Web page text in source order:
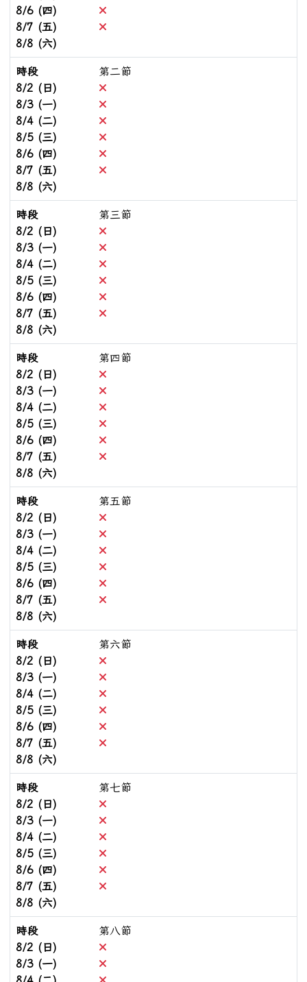
8/6 (四)
不可預約
8/7 (五)
不可預約
8/8 (六)
時段
第二節
8/2 (日)
不可預約
8/3 (一)
不可預約
8/4 (二)
不可預約
8/5 (三)
不可預約
8/6 (四)
不可預約
8/7 (五)
不可預約
8/8 (六)
時段
第三節
8/2 (日)
不可預約
8/3 (一)
不可預約
8/4 (二)
不可預約
8/5 (三)
不可預約
8/6 (四)
不可預約
8/7 (五)
不可預約
8/8 (六)
時段
第四節
8/2 (日)
不可預約
8/3 (一)
不可預約
8/4 (二)
不可預約
8/5 (三)
不可預約
8/6 (四)
不可預約
8/7 (五)
不可預約
8/8 (六)
時段
第五節
8/2 (日)
不可預約
8/3 (一)
不可預約
8/4 (二)
不可預約
8/5 (三)
不可預約
8/6 (四)
不可預約
8/7 (五)
不可預約
8/8 (六)
時段
第六節
8/2 (日)
不可預約
8/3 (一)
不可預約
8/4 (二)
不可預約
8/5 (三)
不可預約
8/6 (四)
不可預約
8/7 (五)
不可預約
8/8 (六)
時段
第七節
8/2 (日)
不可預約
8/3 (一)
不可預約
8/4 (二)
不可預約
8/5 (三)
不可預約
8/6 (四)
不可預約
8/7 (五)
不可預約
8/8 (六)
時段
第八節
8/2 (日)
不可預約
8/3 (一)
不可預約
不可預約